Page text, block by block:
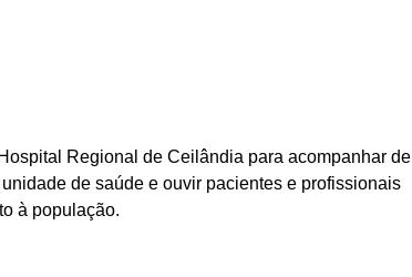
Regional de Ceilândia para acompanhar de
de saúde e ouvir pacientes e profissionais
à população.